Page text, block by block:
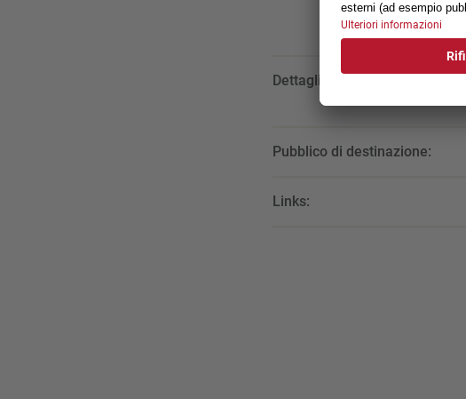
Dettagli:
Pubblico di destinazione:
Links: